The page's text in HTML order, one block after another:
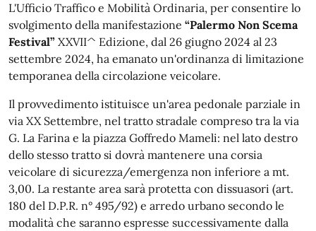
L'Ufficio Traffico e Mobilità Ordinaria, per consentire lo
svolgimento della manifestazione “Palermo Non Scema
Festival” XXVII^ Edizione, dal 26 giugno 2024 al 23
settembre 2024, ha emanato un'ordinanza di limitazione
temporanea della circolazione veicolare.
Il provvedimento istituisce un'area pedonale parziale in
via XX Settembre, nel tratto stradale compreso tra la via
G. La Farina e la piazza Goffredo Mameli: nel lato destro
dello stesso tratto si dovrà mantenere una corsia
veicolare di sicurezza/emergenza non inferiore a mt.
3,00. La restante area sarà protetta con dissuasori (art.
180 del D.P.R. n° 495/92) e arredo urbano secondo le
modalità che saranno espresse successivamente dalla